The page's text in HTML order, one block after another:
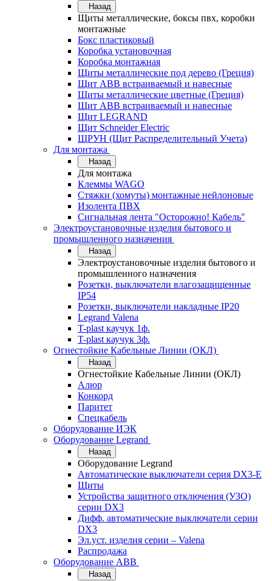
Назад
Щиты металлические, боксы пвх, коробки
монтажные
Бокс пластиковый
Коробка установочная
Коробка монтажная
Щиты металлические под дерево (Греция)
Щит ABB встраиваемый и навесные
Щиты металлические цветные (Греция)
Щит ABB встраиваемый и навесные
Щит LEGRAND
Щит Schneider Electric
ЩРУН (Щит Распределительный Учета)
Для монтажа
Назад
Для монтажа
Клеммы WAGO
Стяжки (хомуты) монтажные нейлоновые
Изолента ПВХ
Сигнальная лента "Осторожно! Кабель"
Электроустановочные изделия бытового и
промышленного назначения
Назад
Электроустановочные изделия бытового и
промышленного назначения
Розетки, выключатели влагозащищенные
IP54
Розетки, выключатели накладные IP20
Legrand Valena
T-plast каучук 1ф.
T-plast каучук 3ф.
Огнестойкие Кабельные Линии (ОКЛ)
Назад
Огнестойкие Кабельные Линии (ОКЛ)
Алюр
Конкорд
Паритет
Спецкабель
Оборудование ИЭК
Оборудование Legrand
Назад
Оборудование Legrand
Автоматические выключатели серия DX3-E
Щиты
Устройства защитного отключения (УЗО)
серии DX3
Дифф. автоматические выключатели серии
DX3
Эл.уст. изделия серии – Valena
Распродажа
Оборудование АВВ
Назад